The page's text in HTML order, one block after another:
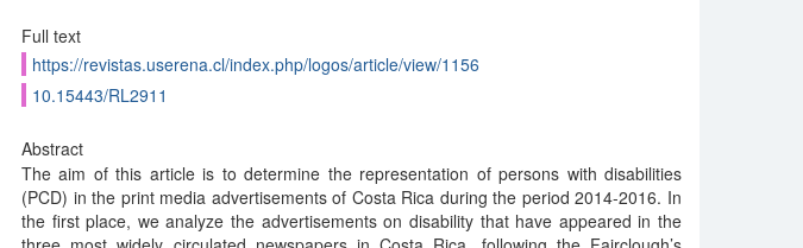
Full text
https://revistas.userena.cl/index.php/logos/article/view/1156
10.15443/RL2911
Abstract
The aim of this article is to determine the representation of persons with disabilities
(PCD) in the print media advertisements of Costa Rica during the period 2014-2016. In
the first place, we analyze the advertisements on disability that have appeared in the